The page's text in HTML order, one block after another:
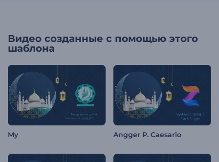
Видео созданные с помощью этого
шаблона
My Angger P. Caesario